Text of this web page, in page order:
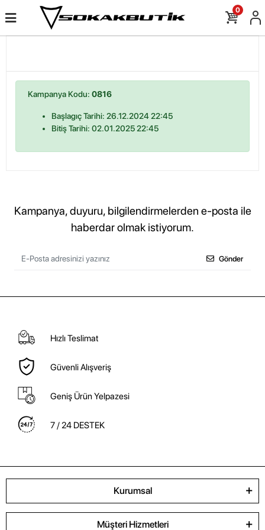
0
Kampanya Kodu: 0816
Başlagıç Tarihi: 26.12.2024 22:45
Bitiş Tarihi: 02.01.2025 22:45
Kampanya, duyuru, bilgilendirmelerden e-posta ile
haberdar olmak istiyorum.
Gönder
Hızlı Teslimat
Güvenli Alışveriş
Geniş Ürün Yelpazesi
7 / 24 DESTEK
Kurumsal
Müşteri Hizmetleri